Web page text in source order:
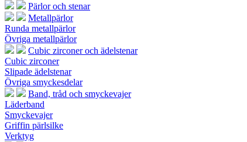
Pärlor och stenar
Metallpärlor
Runda metallpärlor
Övriga metallpärlor
Cubic zirconer och ädelstenar
Cubic zirconer
Slipade ädelstenar
Övriga smyckesdelar
Band, tråd och smyckevajer
Läderband
Smyckevajer
Griffin pärlsilke
Verktyg